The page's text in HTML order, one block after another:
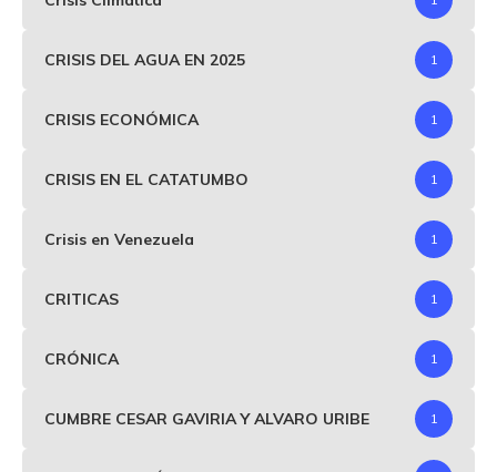
CRISIS DEL AGUA EN 2025 1
CRISIS ECONÓMICA 1
CRISIS EN EL CATATUMBO 1
Crisis en Venezuela 1
CRITICAS 1
CRÓNICA 1
CUMBRE CESAR GAVIRIA Y ALVARO URIBE 1